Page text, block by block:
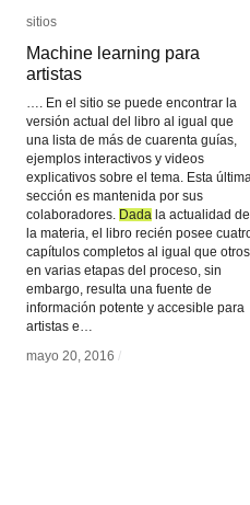
sitios
Machine learning para
artistas
…. En el sitio se puede encontrar la
versión actual del libro al igual que
una lista de más de cuarenta guías,
ejemplos interactivos y videos
explicativos sobre el tema. Esta última
sección es mantenida por sus
colaboradores.
Dada la actualidad de
la materia, el libro recién posee
capítulos completos al igual que otros
en varias etapas del proceso, sin
embargo, resulta una fuente de
información potente y accesible para
artistas e…
mayo 20, 2016 /
sitios
Machine learning para
artistas
Dada
mayo 20, 2016 /